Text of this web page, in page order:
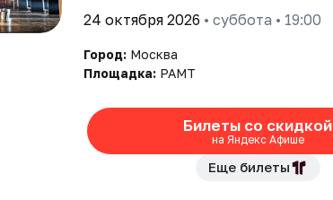
24 октября 2026 • суббота • 19:00
Город: Москва
Площадка: РАМТ
Билеты со скидкой
на Яндекс Афише
Еще билеты